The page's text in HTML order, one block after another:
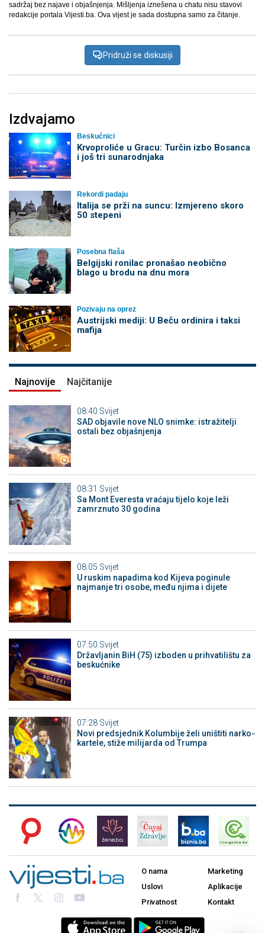
sadržaj bez najave i objašnjenja. Mišljenja iznešena u chatu nisu stavovi
redakcije portala Vijesti.ba. Ova vijest je sada dostupna samo za čitanje.
Pridruži se diskusiji
Izdvajamo
Beskućnici
Krvoproliće u Gracu: Turčin izbo Bosanca
i još tri sunarodnjaka
Rekordi padaju
Italija se prži na suncu: Izmjereno skoro
50 stepeni
Posebna flaša
Belgijski ronilac pronašao neobično
blago u brodu na dnu mora
Pozivaju na oprez
Austrijski mediji: U Beču ordinira i taksi
mafija
Najnovije Najčitanije
08:40 Svijet
SAD objavile nove NLO snimke: istražitelji
ostali bez objašnjenja
08:31 Svijet
Sa Mont Everesta vraćaju tijelo koje leži
zamrznuto 30 godina
08:05 Svijet
U ruskim napadima kod Kijeva poginule
najmanje tri osobe, među njima i dijete
07:50 Svijet
Državljanin BiH (75) izboden u prihvatilištu za
beskućnike
07:28 Svijet
Novi predsjednik Kolumbije želi uništiti narko-
kartele, stiže milijarda od Trumpa
O nama
Uslovi
Privatnost
Marketing
Aplikacije
Kontakt